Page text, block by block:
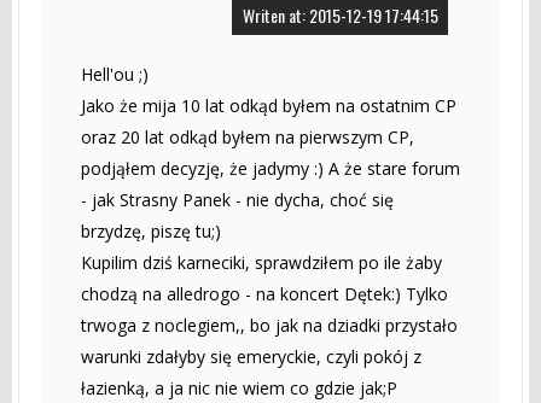
Writen at: 2015-12-19 17:44:15
Hell'ou ;)
Jako że mija 10 lat odkąd byłem na ostatnim CP
oraz 20 lat odkąd byłem na pierwszym CP,
podjąłem decyzję, że jadymy :) A że stare forum
- jak Strasny Panek - nie dycha, choć się
brzydzę, piszę tu;)
Kupilim dziś karneciki, sprawdziłem po ile żaby
chodzą na alledrogo - na koncert Dętek:) Tylko
trwoga z noclegiem,, bo jak na dziadki przystało
warunki zdałyby się emeryckie, czyli pokój z
łazienką, a ja nic nie wiem co gdzie jak;P